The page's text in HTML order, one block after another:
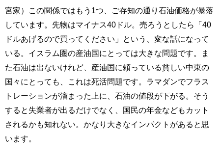
宮家）この関係ではもう1つ、ご存知の通り石油価格が暴落
しています。先物はマイナス40ドル。売ろうとしたら「40
ドルあげるので買ってください」という、変な話になって
いる。イスラム圏の産油国にとっては大きな問題です。ま
た石油は出ないけれど、産油国に頼っている貧しい中東の
国々にとっても、これは死活問題です。ラマダンでフラス
トレーションが溜まった上に、石油の値段が下がる。そう
すると失業者が出るだけでなく、国民の年金などもカット
されるかも知れない。かなり大きなインパクトがあると思
います。